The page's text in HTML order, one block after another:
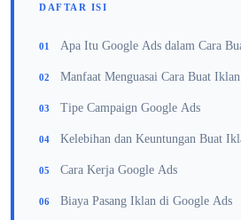
DAFTAR ISI
Apa Itu Google Ads dalam Cara
Manfaat Menguasai Cara Buat
Tipe Campaign Google Ads
Kelebihan dan Keuntungan Buat
Cara Kerja Google Ads
Biaya Pasang Iklan di Google Ads